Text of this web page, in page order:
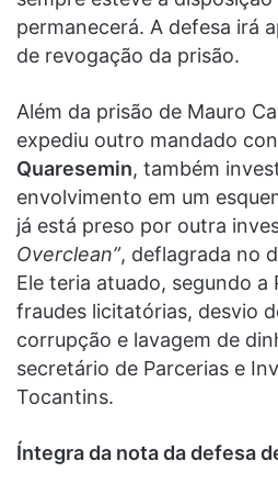
permanecerá. A defesa irá
de revogação da prisão.
Além da prisão de Mauro
expediu outro mandado
Quaresemin, também
envolvimento em um
já está preso por outra
Overclean”, deflagrada no
Ele teria atuado, segundo a
fraudes licitatórias, desvio
corrupção e lavagem de
secretário de Parcerias e
Tocantins.
Íntegra da nota da defesa